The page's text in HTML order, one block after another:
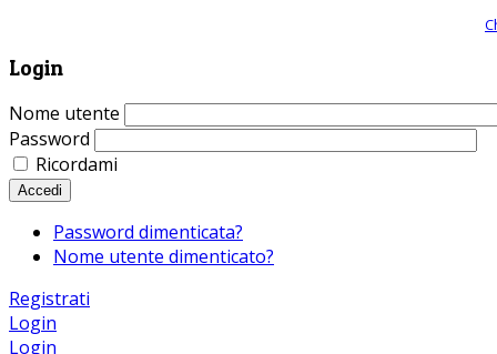
Login
Nome utente
Password
Ricordami
Accedi
Password dimenticata?
Nome utente dimenticato?
Registrati
Login
Login